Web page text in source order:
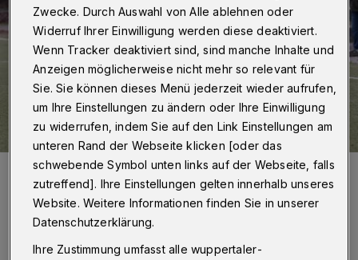
Ronsdorf behielt gegen Velbert den Überblick.
Foto: Dirk Freund
Zwecke. Durch Auswahl von Alle ablehnen oder
Widerruf Ihrer Einwilligung werden diese deaktiviert.
Wenn Tracker deaktiviert sind, sind manche Inhalte und
Anzeigen möglicherweise nicht mehr so relevant für
Sie. Sie können dieses Menü jederzeit wieder aufrufen,
um Ihre Einstellungen zu ändern oder Ihre Einwilligung
zu widerrufen, indem Sie auf den Link Einstellungen am
unteren Rand der Webseite klicken [oder das
schwebende Symbol unten links auf der Webseite, falls
zutreffend]. Ihre Einstellungen gelten innerhalb unseres
Website. Weitere Informationen finden Sie in unserer
Datenschutzerklärung.
Ihre Zustimmung umfasst alle wuppertaler-